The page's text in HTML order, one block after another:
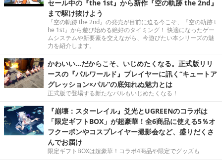
セール中の『the 1st』から新作『空の軌跡 the 2nd』
まで駆け抜けよう
『空の軌跡 the 2nd』の発売が目前に迫る今こそ、『空の軌跡 t
he 1st』から遊び始める絶好のタイミング！ 快適になったゲー
ムシステムや新要素を交えながら、今遊びたい本シリーズの魅
力を紹介します。
かわいい…だからこそ、いじめたくなる。正式版リリ
ースの『パルワールド』プレイヤーに訊く“キュートア
グレッション×パル”の底知れぬ魅力とは
正式版で登場する新たなパルもいじめたくなる！
『崩壊：スターレイル』爻光とUGREENのコラボは
「限定ギフトBOX」が超豪華！全6商品に使える5％オ
フクーポンやコスプレイヤー撮影会など、盛りだくさ
んでお届け
限定ギフトBOXは超豪華！コラボ4商品や限定でグッズも